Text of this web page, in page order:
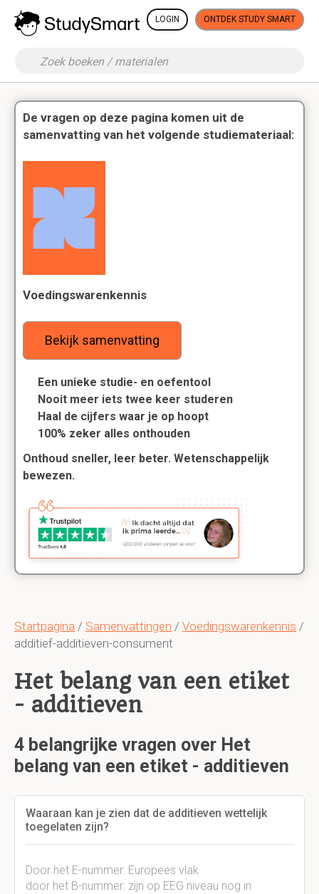
LOGIN ONTDEK STUDY SMART
Startpagina / Samenvattingen / Voedingswarenkennis /
additief-additieven-consument
Het belang van een etiket
- additieven
4 belangrijke vragen over Het
belang van een etiket - additieven
Waaraan kan je zien dat de additieven wettelijk
toegelaten zijn?
Door het E-nummer: Europees vlak
door het B-nummer: zijn op EEG niveau nog in
De vragen op deze pagina komen uit de
samenvatting van het volgende studiemateriaal:
Voedingswarenkennis
Bekijk samenvatting
Een unieke studie- en oefentool
Nooit meer iets twee keer studeren
Haal de cijfers waar je op hoopt
100% zeker alles onthouden
Onthoud sneller, leer beter. Wetenschappelijk
bewezen.